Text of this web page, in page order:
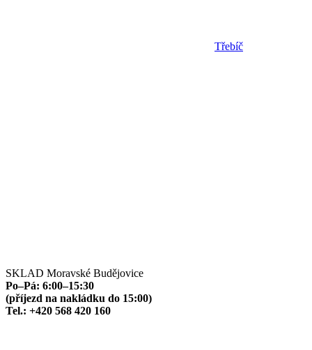
Třebíč
SKLAD Moravské Budějovice
Po–Pá: 6:00–15:30
(příjezd na nakládku do 15:00)
Tel.: +420 568 420 160